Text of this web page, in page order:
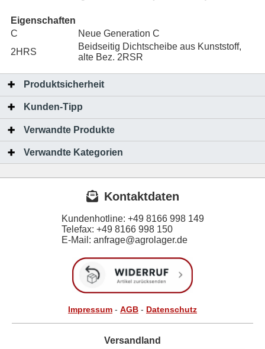
Eigenschaften
C
Neue Generation C
2HRS
Beidseitig Dichtscheibe aus Kunststoff,
alte Bez. 2RSR
Produktsicherheit
Kunden-Tipp
Verwandte Produkte
Verwandte Kategorien
Kontaktdaten
Kundenhotline: +49 8166 998 149
Telefax: +49 8166 998 150
E-Mail: anfrage@agrolager.de
Impressum - AGB - Datenschutz
Versandland